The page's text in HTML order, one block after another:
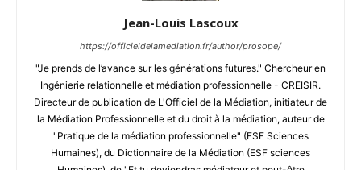
Jean-Louis Lascoux
https://officieldelamediation.fr/author/prosope/
"Je prends de l’avance sur les générations futures." Chercheur en
Ingénierie relationnelle et médiation professionnelle - CREISIR.
Directeur de publication de L'Officiel de la Médiation, initiateur de
la Médiation Professionnelle et du droit à la médiation, auteur de
"Pratique de la médiation professionnelle" (ESF Sciences
Humaines), du Dictionnaire de la Médiation (ESF sciences